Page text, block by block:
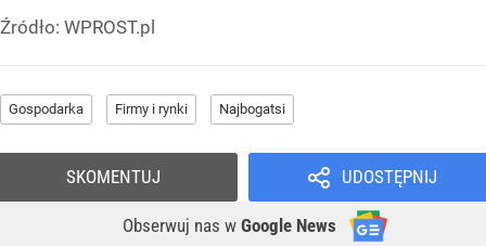
Źródło: WPROST.pl
Gospodarka Firmy i rynki Najbogatsi
UDOSTĘPNIJ
Obserwuj nas w Google News
SKOMENTUJ